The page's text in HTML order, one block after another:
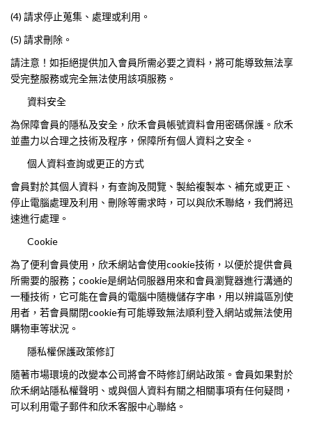
(4) 請求停止蒐集、處理或利用。
(5) 請求刪除。
請注意！如拒絕提供加入會員所需必要之資料，將可能導致無法享
受完整服務或完全無法使用該項服務。
資料安全
為保障會員的隱私及安全，欣禾會員帳號資料會用密碼保護。欣禾
並盡力以合理之技術及程序，保障所有個人資料之安全。
個人資料查詢或更正的方式
會員對於其個人資料，有查詢及閱覽、製給複製本、補充或更正、
停止電腦處理及利用、刪除等需求時，可以與欣禾聯絡，我們將迅
速進行處理。
Cookie
為了便利會員使用，欣禾網站會使用cookie技術，以便於提供會員
所需要的服務；cookie是網站伺服器用來和會員瀏覽器進行溝通的
一種技術，它可能在會員的電腦中隨機儲存字串，用以辨識區別使
用者，若會員關閉cookie有可能導致無法順利登入網站或無法使用
購物車等狀況。
隱私權保護政策修訂
隨著市場環境的改變本公司將會不時修訂網站政策。會員如果對於
欣禾網站隱私權聲明、或與個人資料有關之相關事項有任何疑問，
可以利用電子郵件和欣禾客服中心聯絡。